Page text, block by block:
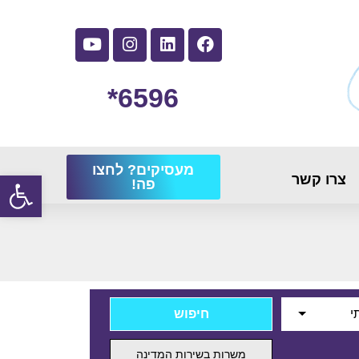
6596*
צרו קשר
מעסיקים? לחצו
פה!
משרות בשירות המדינה